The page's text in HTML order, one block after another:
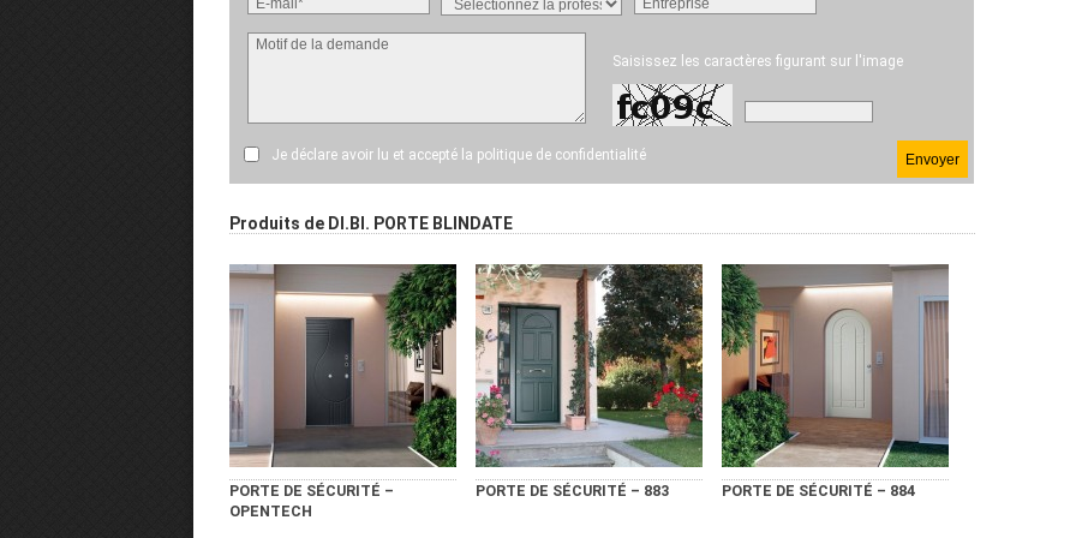
Saisissez les caractères figurant sur l'image
Je déclare avoir lu et accepté la politique de confidentialité
Produits de DI.BI. PORTE BLINDATE
PORTE DE SÉCURITÉ –
OPENTECH
PORTE DE SÉCURITÉ – 883 PORTE DE SÉCURITÉ – 884